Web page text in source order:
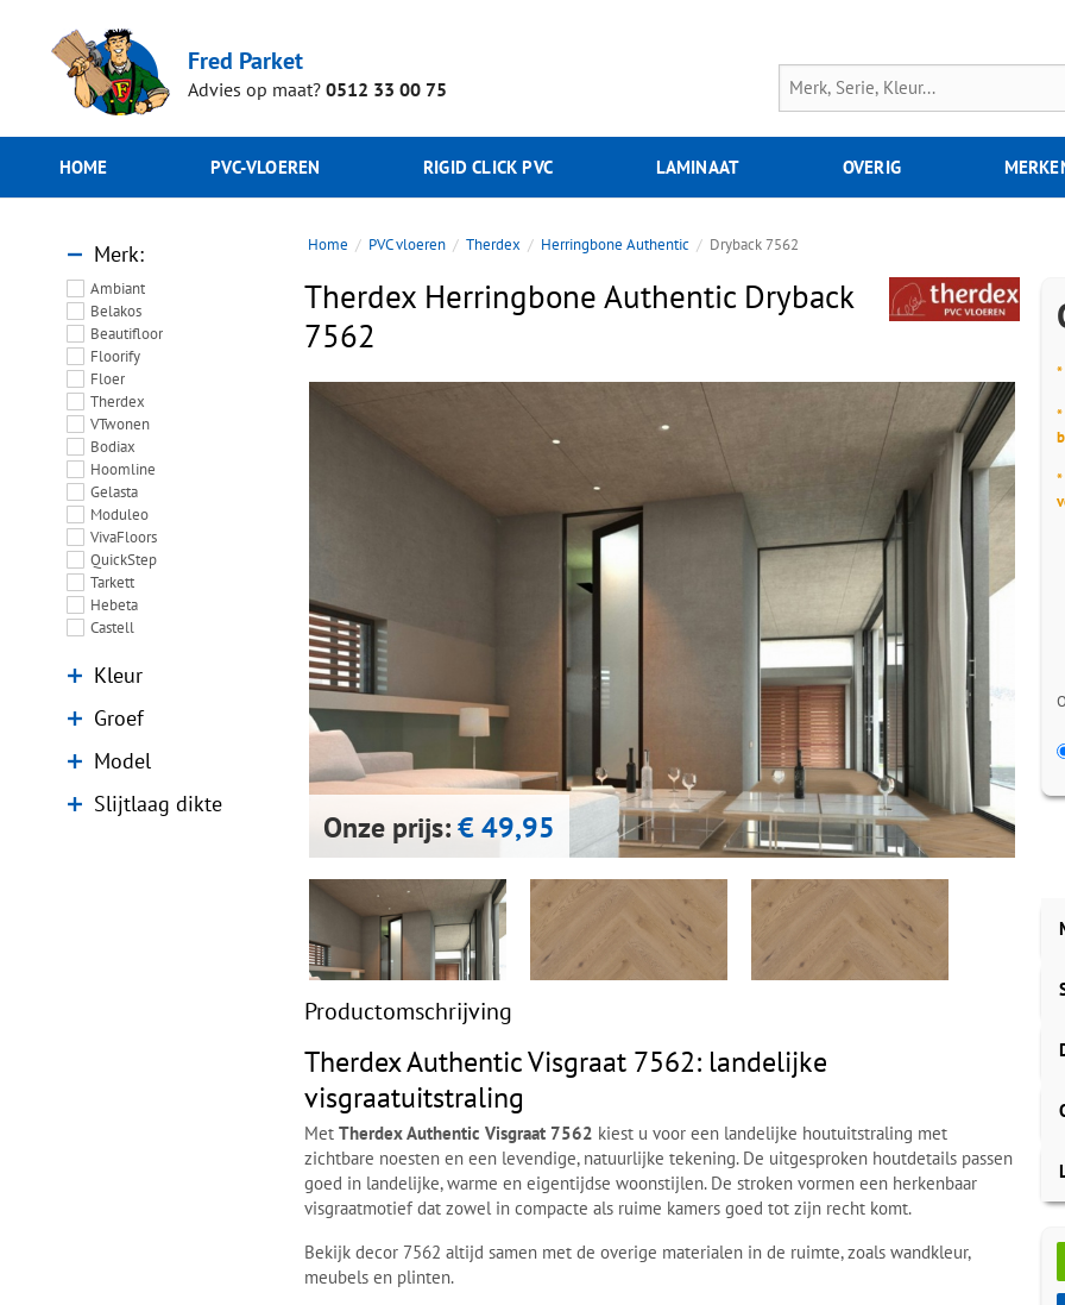
Fred Parket
Advies op maat? 0512 33 00 75
HOME PVC-VLOEREN RIGID CLICK PVC LAMINAAT OVERIG
Merk
Ambiant
Belakos
Beautifloor
Floorify
Floer
Therdex
VTwonen
Bodiax
Hoomline
Gelasta
Moduleo
VivaFloors
QuickStep
Tarkett
Hebeta
Castell
Kleur
Groef
Model
Slijtlaag dikte
Home PVC vloeren Therdex Herringbone Authentic Dryback 7562
Therdex Herringbone Authentic Dryback
7562
Onze prijs: € 49,95
Productomschrijving
Therdex Authentic Visgraat 7562: landelijke
visgraatuitstraling
MetTherdex Authentic Visgraat 7562 kiest u voor een landelijke houtuitstraling met
zichtbare noesten en een levendige, natuurlijke tekening. De uitgesproken houtdetails passen
goed in landelijke, warme en eigentijdse woonstijlen. De stroken vormen een herkenbaar
visgraatmotief dat zowel in compacte als ruime kamers goed tot zijn recht komt.
Bekijk decor 7562 altijd samen met de overige materialen in de ruimte, zoals wandkleur,
meubels en plinten.